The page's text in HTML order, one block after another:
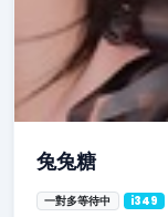
兔兔糖
一對多等待中 i349